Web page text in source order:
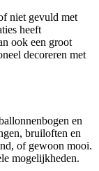
niet gevuld met
heeft
ook een groot
decoreren met
en
bruiloften en
of gewoon mooi.
mogelijkheden.